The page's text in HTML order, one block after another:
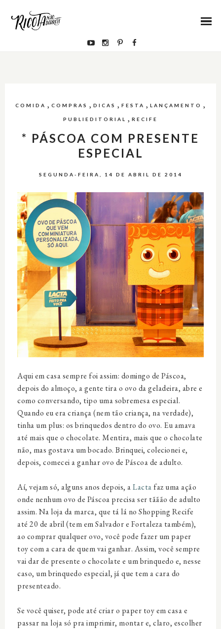
COMIDA ,COMPRAS ,DICAS ,FESTA ,LANÇAMENTO ,
PUBLIEDITORIAL , RECIFE
* PÁSCOA COM PRESENTE
ESPECIAL
SEGUNDA-FEIRA, 14 DE ABRIL DE 2014
Aqui em casa sempre foi assim: domingo de Páscoa,
depois do almoço, a gente tira o ovo da geladeira, abre e
como conversando, tipo uma sobremesa especial.
Quando eu era criança (nem tão criança, na verdade),
tinha um plus: os brinquedos dentro do ovo. Eu amava
até mais que o chocolate. Mentira, mais que o chocolate
não, mas gostava um bocado. Brinquei, colecionei e,
depois, comecei a ganhar ovo de Páscoa de adulto.
Aí, vejam só, alguns anos depois, aLacta faz uma ação
onde nenhum ovo de Páscoa precisa ser tããão de adulto
assim. Na loja da marca, que tá lá no Shopping Recife
até 20 de abril (tem em Salvador e Fortaleza também),
ao comprar qualquer ovo, você pode fazer um paper
toy com a cara de quem vai ganhar. Assim, você sempre
vai dar de presente o chocolate e um brinquedo e, nesse
caso, um brinquedo especial, já que tem a cara do
presenteado.
Se você quiser, pode até criar o paper toy em casa e
passar na loja só pra imprimir, montar e, claro, escolher